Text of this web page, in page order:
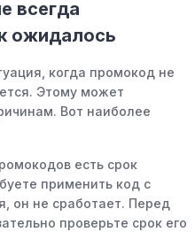
всегда
ожидалось
когда промокод не
Этому может
Вот наиболее
есть срок
применить код с
он не сработает. Перед
проверьте срок его